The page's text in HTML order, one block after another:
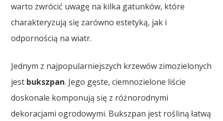
warto zwrócić uwagę na kilka gatunków, które
charakteryzują się zarówno estetyką, jak i
odpornością na wiatr.
Jednym z najpopularniejszych krzewów zimozielonych
jest bukszpan. Jego gęste, ciemnozielone liście
doskonale komponują się z różnorodnymi
dekoracjami ogrodowymi. Bukszpan jest rośliną łatwą